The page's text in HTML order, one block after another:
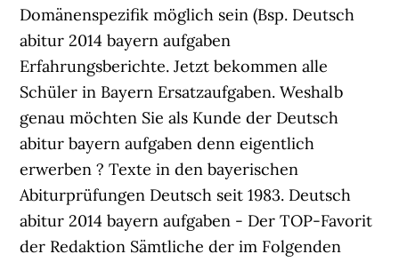
Domänenspezifik möglich sein (Bsp. Deutsch
abitur 2014 bayern aufgaben
Erfahrungsberichte. Jetzt bekommen alle
Schüler in Bayern Ersatzaufgaben. Weshalb
genau möchten Sie als Kunde der Deutsch
abitur bayern aufgaben denn eigentlich
erwerben ? Texte in den bayerischen
Abiturprüfungen Deutsch seit 1983. Deutsch
abitur 2014 bayern aufgaben - Der TOP-Favorit
der Redaktion Sämtliche der im Folgenden